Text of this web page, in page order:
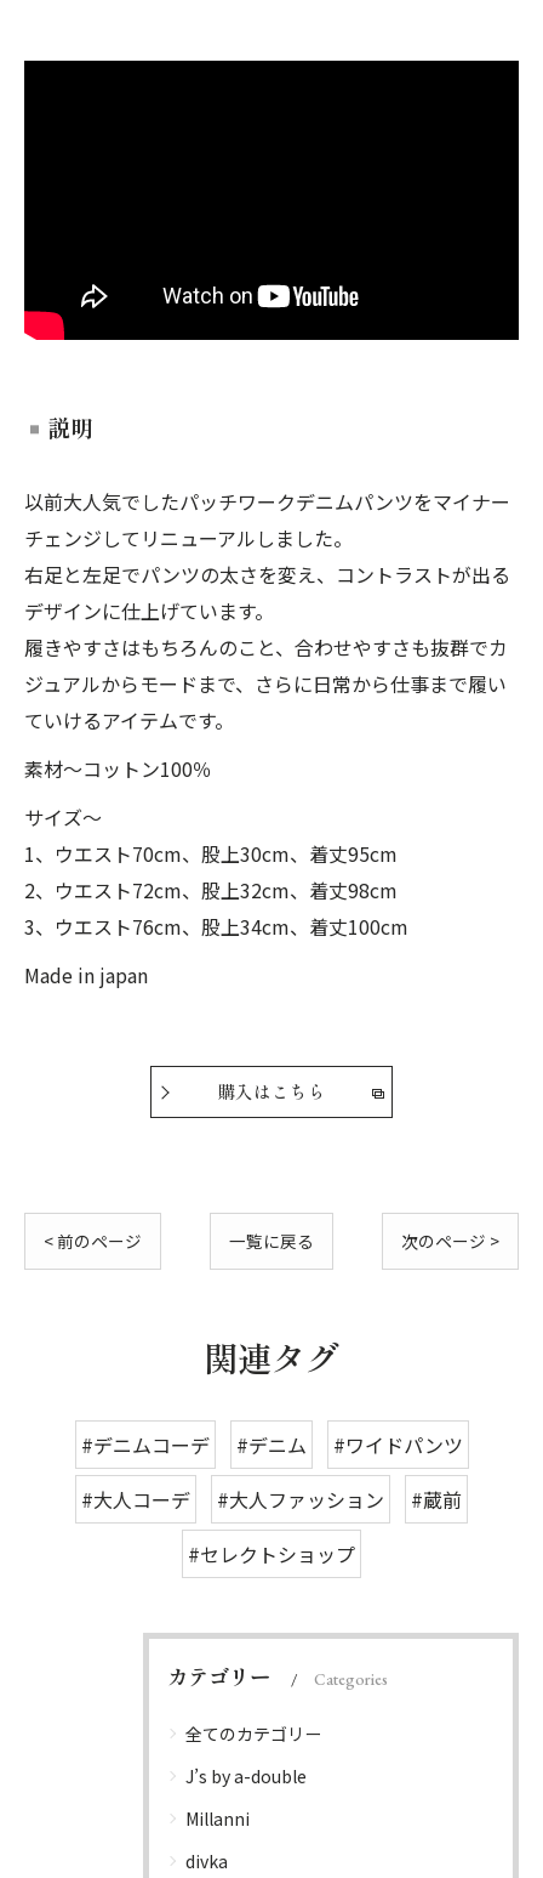
説明
以前大人気でしたパッチワークデニムパンツをマイナー
チェンジしてリニューアルしました。
右足と左足でパンツの太さを変え、コントラストが出る
デザインに仕上げています。
履きやすさはもちろんのこと、合わせやすさも抜群でカ
ジュアルからモードまで、さらに日常から仕事まで履い
ていけるアイテムです。
素材〜コットン100％
サイズ〜
1、ウエスト70cm、股上30cm、着丈95cm
2、ウエスト72cm、股上32cm、着丈98cm
3、ウエスト76cm、股上34cm、着丈100cm
Made in japan
購入はこちら
< 前のページ 一覧に戻る 次のページ >
関連タグ
#デニムコーデ #デニム
#ワイドパンツ
#大人コーデ
#大人ファッション
#蔵前
#セレクトショップ
カテゴリー Categories
全てのカテゴリー
J’s by a-double
Millanni
divka